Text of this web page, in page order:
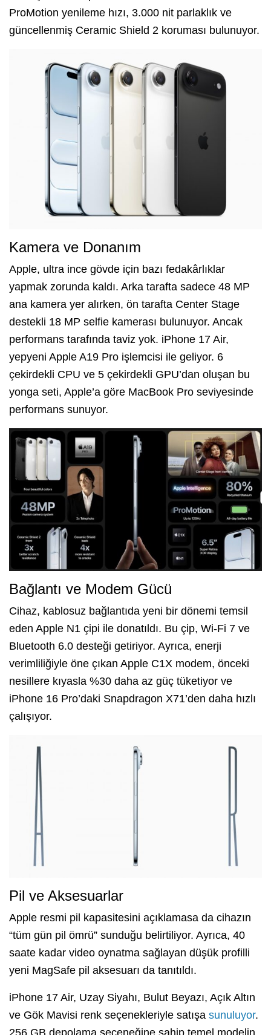
ProMotion yenileme hızı, 3.000 nit parlaklık ve
güncellenmiş Ceramic Shield 2 koruması bulunuyor.
Kamera ve Donanım
Apple, ultra ince gövde için bazı fedakârlıklar
yapmak zorunda kaldı. Arka tarafta sadece 48 MP
ana kamera yer alırken, ön tarafta Center Stage
destekli 18 MP selfie kamerası bulunuyor. Ancak
performans tarafında taviz yok. iPhone 17 Air,
yepyeni Apple A19 Pro işlemcisi ile geliyor. 6
çekirdekli CPU ve 5 çekirdekli GPU’dan oluşan bu
yonga seti, Apple’a göre MacBook Pro seviyesinde
performans sunuyor.
Bağlantı ve Modem Gücü
Cihaz, kablosuz bağlantıda yeni bir dönemi temsil
eden Apple N1 çipi ile donatıldı. Bu çip, Wi-Fi 7 ve
Bluetooth 6.0 desteği getiriyor. Ayrıca, enerji
verimliliğiyle öne çıkan Apple C1X modem, önceki
nesillere kıyasla %30 daha az güç tüketiyor ve
iPhone 16 Pro’daki Snapdragon X71’den daha hızlı
çalışıyor.
Pil ve Aksesuarlar
Apple resmi pil kapasitesini açıklamasa da cihazın
“tüm gün pil ömrü” sunduğu belirtiliyor. Ayrıca, 40
saate kadar video oynatma sağlayan düşük profilli
yeni MagSafe pil aksesuarı da tanıtıldı.
iPhone 17 Air, Uzay Siyahı, Bulut Beyazı, Açık Altın
ve Gök Mavisi renk seçenekleriyle satışa sunuluyor.
256 GB depolama seçeneğine sahip temel modelin